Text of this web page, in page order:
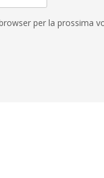
per la prossima